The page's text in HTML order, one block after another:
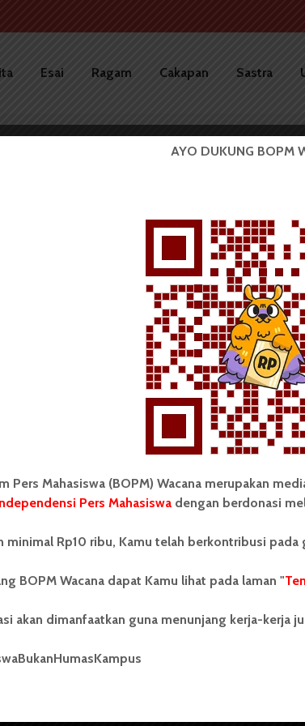
Esai Ragam Cakapan Sastra
BERITA KOTA
Perludem Tekankan
Dana Kampanye
Redaksi
20 September 2025
2 menit waktu baca
Wacana merupakan pers mahasiswa
secara mandiri oleh mahasiswa
Universitas Sumatera Utara (USU).
salah satu Unit Kegiatan Mahasiswa
dengan nama Pers Mahasiswa SUARA
USU yang berdiri pada 1 Juli 1995.
AYO DUKUNG BOPM
Pers Mahasiswa (BOPM) Wacana merupakan
Pers Mahasiswadengan berdonasi
minimal Rp10 ribu, Kamu telah berkontribusi pada
BOPM Wacana dapat Kamu lihat pada laman "
akan dimanfaatkan guna menunjang kerja-kerja